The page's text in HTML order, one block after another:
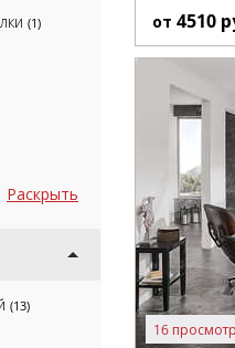
(1)
Раскрыть
(13)
от 4510
16